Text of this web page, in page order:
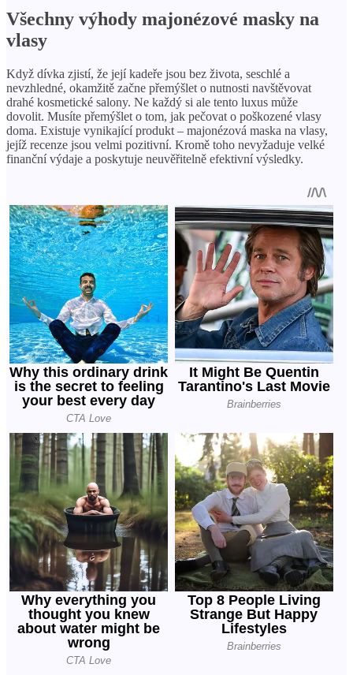
Všechny výhody majonézové masky na
vlasy
Když dívka zjistí, že její kadeře jsou bez života, seschlé a
nevzhledné, okamžitě začne přemýšlet o nutnosti navštěvovat
drahé kosmetické salony. Ne každý si ale tento luxus může
dovolit. Musíte přemýšlet o tom, jak pečovat o poškozené vlasy
doma. Existuje vynikající produkt – majonézová maska ​​na vlasy,
jejíž recenze jsou velmi pozitivní. Kromě toho nevyžaduje velké
finanční výdaje a poskytuje neuvěřitelně efektivní výsledky.